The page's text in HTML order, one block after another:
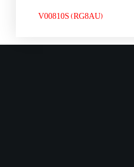
V00810S (RG8AU)